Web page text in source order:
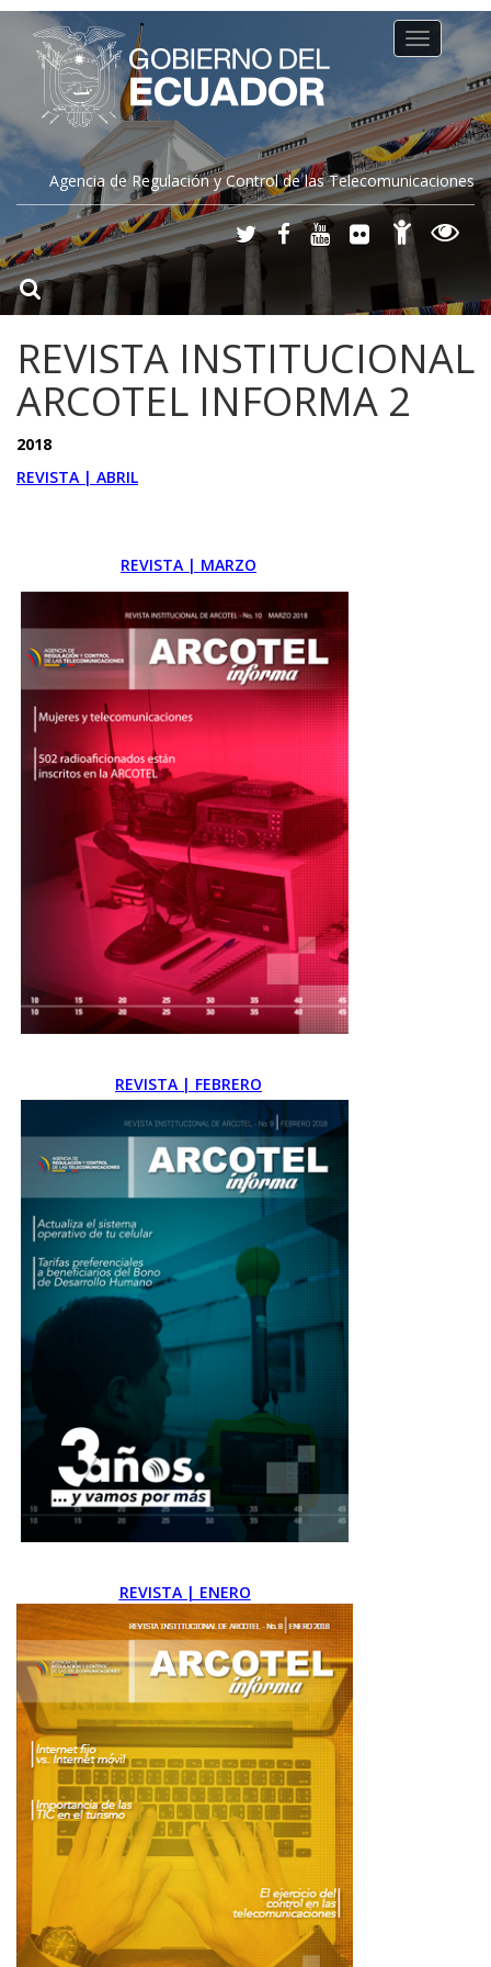
Agencia de Regulación y Control de las Telecomunicaciones
Toggle
navigation
REVISTA INSTITUCIONAL
ARCOTEL INFORMA 2
2018
REVISTA | ABRIL
REVISTA | MARZO
REVISTA | FEBRERO
REVISTA | ENERO